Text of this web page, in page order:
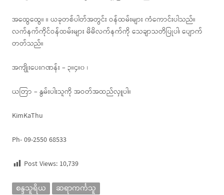
အထွေထွေ။ ။ ယခုတစ်ပါတ်အတွင်း ဝန်ထမ်းများ ကံကောင်းပါသည်။
လက်နက်ကိုင်ဝန်ထမ်းများ မိမိလက်နက်ကို သေချာသတိပြုပါ၊ ပျောက်
တတ်သည်။
အကျိုးပေးဂဏန်း – ၃။၄။၀ ၊
ယတြာ – နွမ်းပါးသူကို အဝတ်အထည်လှူပါ။
KimKaThu
Ph- 09-2550 68533
Post Views: 10,739
စန္ဒသူရိယ ဆရာကင်္ကသူ